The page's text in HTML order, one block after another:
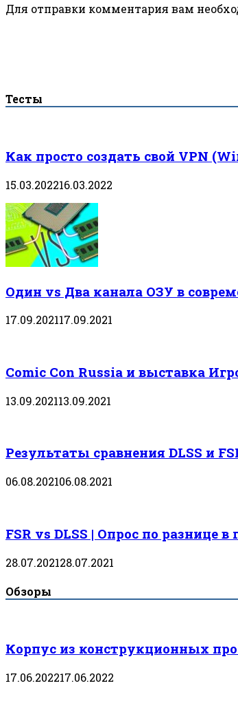
Для отправки комментария вам
Тесты
Как просто создать свой VPN
15.03.202216.03.2022
Один vs Два канала ОЗУ в
17.09.202117.09.2021
Comic Con Russia и выставка
13.09.202113.09.2021
Результаты сравнения DLSS и
06.08.202106.08.2021
FSR vs DLSS | Опрос по разнице в
28.07.202128.07.2021
Обзоры
Корпус из конструкционных
17.06.202217.06.2022